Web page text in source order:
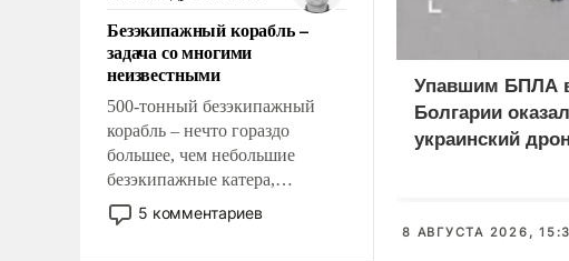
казалось, что эти вопросы
решены раз и навсегда, но –
нет, не решены.
Безэкипажный корабль –
задача со многими
неизвестными
500-тонный безэкипажный
корабль – нечто гораздо
большее, чем небольшие
безэкипажные катера,
применение которых уже
стало обыденностью. Задача по
5 комментариев
Упавшим БПЛА
Болгарии
украинский
8 АВГУСТА 2026,